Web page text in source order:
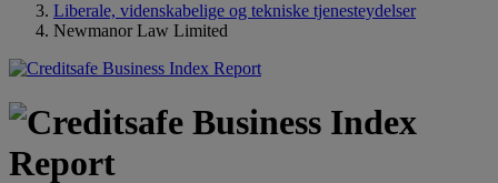
Liberale, videnskabelige og tekniske tjenesteydelser
Newmanor Law Limited